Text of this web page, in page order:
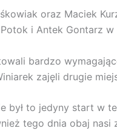
oraz Maciek
i Antek Gontarz
bardzo
zajęli drugie
był to jedyny start w
tego dnia obaj